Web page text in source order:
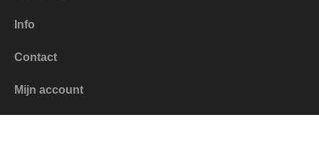
Info
Contact
Mijn account